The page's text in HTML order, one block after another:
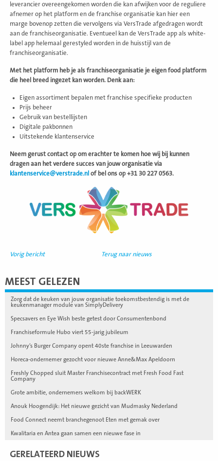
leverancier overeengekomen worden die kan afwijken voor de reguliere
afnemer op het platform en de franchise organisatie kan hier een
marge bovenop zetten die vervolgens via VersTrade afgedragen wordt
aan de franchiseorganisatie. Eventueel kan de VersTrade app als white-
label app helemaal gerestyled worden in de huisstijl van de
franchiseorganisatie.
Met het platform heb je als franchiseorganisatie je eigen food platform
die heel breed ingezet kan worden. Denk aan:
Eigen assortiment bepalen met franchise specifieke producten
Prijs beheer
Gebruik van bestellijsten
Digitale pakbonnen
Uitstekende klantenservice
Neem gerust contact op om erachter te komen hoe wij bij kunnen
dragen aan het verdere succes van jouw organisatie via
klantenservice@verstrade.nl of bel ons op +31 30 227 0563.
Vorig bericht Terug naar nieuws
MEEST GELEZEN
Zorg dat de keuken van jouw organisatie toekomstbestendig is met de
keukenmanager module van SimplyDelivery
Specsavers en Eye Wish beste getest door Consumentenbond
Franchiseformule Hubo viert 55-jarig jubileum
Johnny’s Burger Company opent 40ste franchise in Leeuwarden
Horeca-ondernemer gezocht voor nieuwe Anne&Max Apeldoorn
Freshly Chopped sluit Master Franchisecontract met Fresh Food Fast
Company
Grote ambitie, ondernemers welkom bij backWERK
Anouk Hoogendijk: Het nieuwe gezicht van Mudmasky Nederland
Food Connect neemt branchegenoot Eten met gemak over
Kwalitaria en Antea gaan samen een nieuwe fase in
GERELATEERD NIEUWS